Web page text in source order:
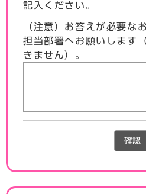
記入ください。
（注意）お答えが必要な
担当部署へお願いします
きません）。
確認